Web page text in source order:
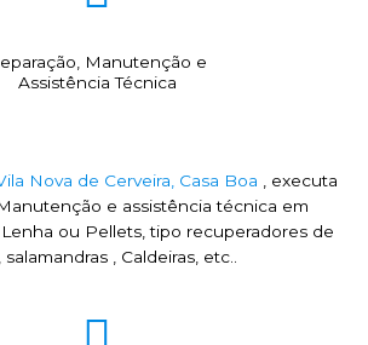
Manutenção e
Assistência Técnica
Nova de Cerveira, Casa Boa , executa
e assistência técnica em
ou Pellets, tipo recuperadores de
salamandras , Caldeiras, etc..